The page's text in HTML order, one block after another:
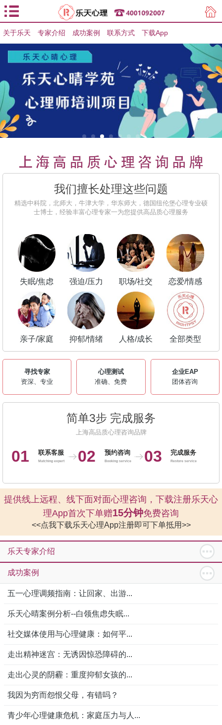
用户登录 用户注册
关于乐天 专家介绍 成功案例 联系方式 下载App
我们擅长处理这些问题
精选中科院，北师大，牛津大学，华东师大，德国纽伦堡心理专业硕
士博士，经验丰富心理专家一为您提供高品质心理服务
失眠/焦虑 强迫/压力 职场/社交 恋爱/情感
亲子/家庭 抑郁/情绪 人格/成长 全部类型
寻找专家
资深、专业
心理测试
准确、免费
企业EAP
团体咨询
简单3步 完成服务
上海高品质心理咨询品牌
01 联系客服
Matching expert 02 预约咨询
Booking service 03 完成服务
Restore service
提供线上远程、线下面对面心理咨询，下载注册乐天心
理App首次下单赠15分钟免费咨询
<<点我下载乐天心理App注册即可下单抵用>>
乐天专家介绍
成功案例
五一心理调频指南：让回家、出游...
乐天心晴案例分析--白领焦虑失眠...
社交媒体使用与心理健康：如何平...
走出精神迷宫：无诱因惊恐障碍的...
走出心灵的阴霾：重度抑郁女孩的...
我因为穷而怨恨父母，有错吗？
青少年心理健康危机：家庭压力与人...